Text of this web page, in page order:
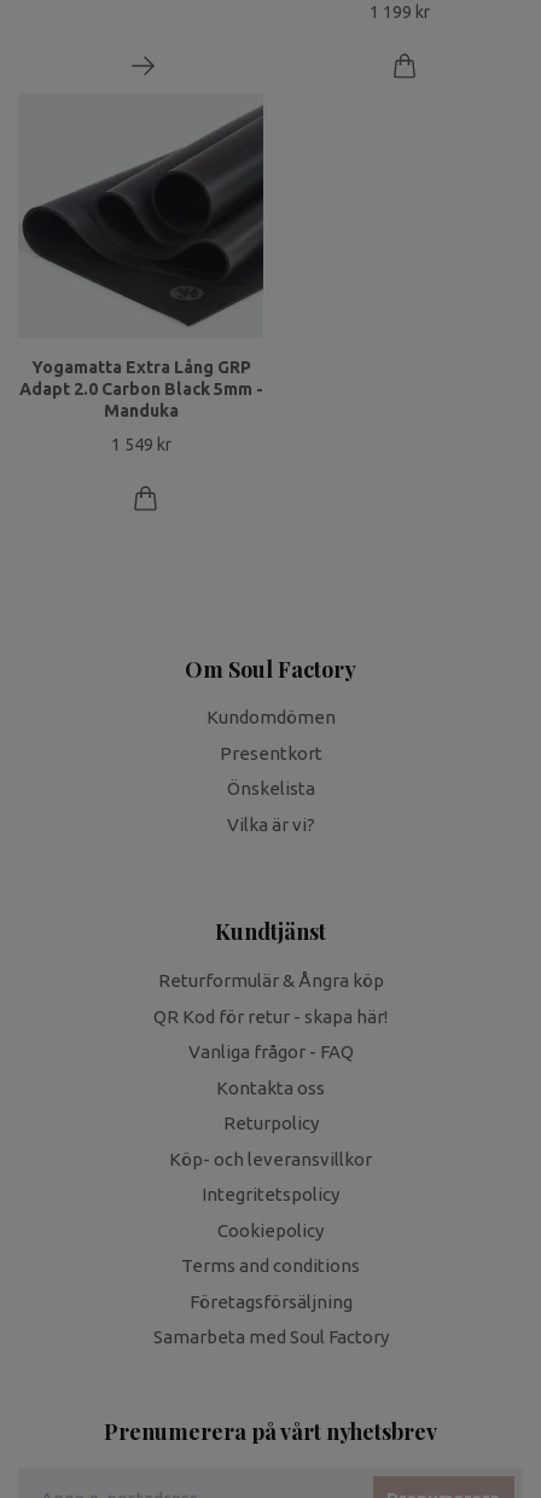
1 199 kr
Yogamatta Extra Lång GRP
Adapt 2.0 Carbon Black 5mm -
Manduka
1 549 kr
Om Soul Factory
Kundomdömen
Presentkort
Önskelista
Vilka är vi?
Kundtjänst
Returformulär & Ångra köp
QR Kod för retur - skapa här!
Vanliga frågor - FAQ
Kontakta oss
Returpolicy
Köp- och leveransvillkor
Integritetspolicy
Cookiepolicy
Terms and conditions
Företagsförsäljning
Samarbeta med Soul Factory
Prenumerera på vårt nyhetsbrev